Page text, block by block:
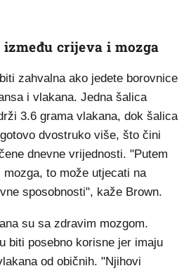
crijeva i mozga
zahvalna ako jedete borovnice
i vlakana. Jedna šalica
3.6 grama vlakana, dok šalica
dvostruko više, što čini
dnevne vrijednosti. "Putem
to može utjecati na
sposobnosti", kaže Brown.
su sa zdravim mozgom.
biti posebno korisne jer imaju
od običnih. "Njihovi